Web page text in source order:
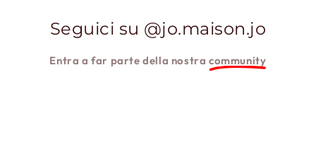
Seguici su @jo.maison.jo
Entra a far parte della nostracommunity